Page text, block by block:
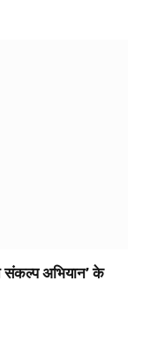
संकल्प अभियान’ के